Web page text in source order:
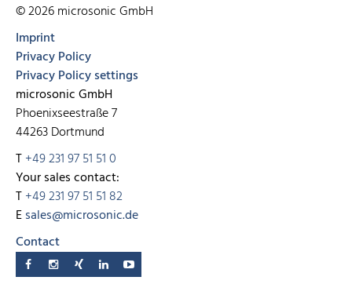
© 2026 microsonic GmbH
Imprint
Privacy Policy
Privacy Policy settings
microsonic GmbH
Phoenixseestraße 7
44263 Dortmund
T+49 231 97 51 51 0
Your sales contact:
T+49 231 97 51 51 82
Esales@microsonic.de
Contact